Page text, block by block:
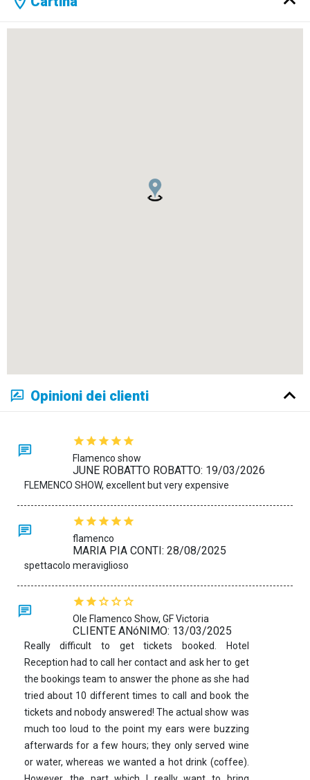
Opinioni dei clienti
Flamenco show
JUNE ROBATTO ROBATTO: 19/03/2026
FLEMENCO SHOW, excellent but very expensive
flamenco
MARIA PIA CONTI: 28/08/2025
spettacolo meraviglioso
Ole Flamenco Show, GF Victoria
CLIENTE ANóNIMO: 13/03/2025
Really difficult to get tickets booked. Hotel
Reception had to call her contact and ask her to get
the bookings team to answer the phone as she had
tried about 10 different times to call and book the
tickets and nobody answered! The actual show was
much too loud to the point my ears were buzzing
afterwards for a few hours; they only served wine
or water, whereas we wanted a hot drink (coffee).